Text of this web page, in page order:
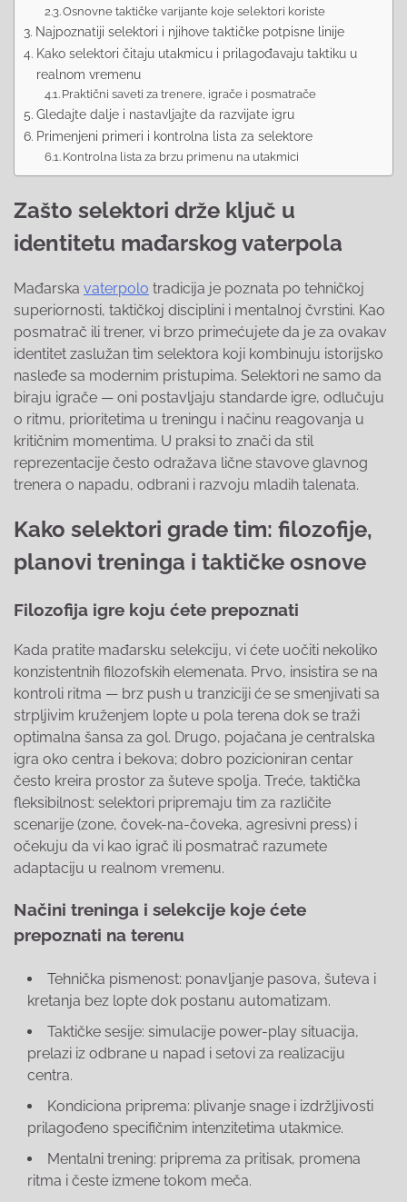
Osnovne taktičke varijante koje selektori koriste
Najpoznatiji selektori i njihove taktičke potpisne linije
Kako selektori čitaju utakmicu i prilagođavaju taktiku u
realnom vremenu
Praktični saveti za trenere, igrače i posmatrače
Gledajte dalje i nastavljajte da razvijate igru
Primenjeni primeri i kontrolna lista za selektore
Kontrolna lista za brzu primenu na utakmici
Zašto selektori drže ključ u
identitetu mađarskog vaterpola
Mađarska vaterpolo tradicija je poznata po tehničkoj
superiornosti, taktičkoj disciplini i mentalnoj čvrstini. Kao
posmatrač ili trener, vi brzo primećujete da je za ovakav
identitet zaslužan tim selektora koji kombinuju istorijsko
nasleđe sa modernim pristupima. Selektori ne samo da
biraju igrače — oni postavljaju standarde igre, odlučuju
o ritmu, prioritetima u treningu i načinu reagovanja u
kritičnim momentima. U praksi to znači da stil
reprezentacije često odražava lične stavove glavnog
trenera o napadu, odbrani i razvoju mladih talenata.
Kako selektori grade tim: filozofije,
planovi treninga i taktičke osnove
Filozofija igre koju ćete prepoznati
Kada pratite mađarsku selekciju, vi ćete uočiti nekoliko
konzistentnih filozofskih elemenata. Prvo, insistira se na
kontroli ritma — brz push u tranziciji će se smenjivati sa
strpljivim kruženjem lopte u pola terena dok se traži
optimalna šansa za gol. Drugo, pojačana je centralska
igra oko centra i bekova; dobro pozicioniran centar
često kreira prostor za šuteve spolja. Treće, taktička
fleksibilnost: selektori pripremaju tim za različite
scenarije (zone, čovek-na-čoveka, agresivni press) i
očekuju da vi kao igrač ili posmatrač razumete
adaptaciju u realnom vremenu.
Načini treninga i selekcije koje ćete
prepoznati na terenu
Tehnička pismenost: ponavljanje pasova, šuteva i
kretanja bez lopte dok postanu automatizam.
Taktičke sesije: simulacije power-play situacija,
prelazi iz odbrane u napad i setovi za realizaciju
centra.
Kondiciona priprema: plivanje snage i izdržljivosti
prilagođeno specifičnim intenzitetima utakmice.
Mentalni trening: priprema za pritisak, promena
ritma i česte izmene tokom meča.